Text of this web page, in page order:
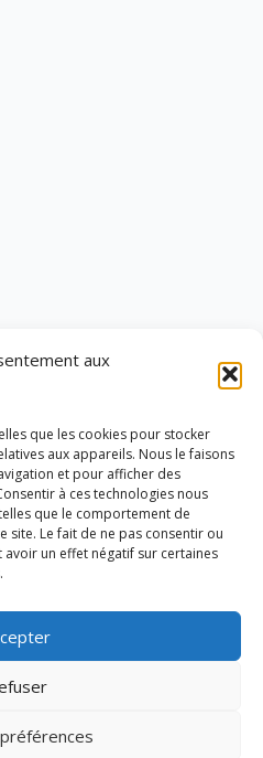
aux
que les cookies pour stocker
aux appareils. Nous le faisons
et pour afficher des
à ces technologies nous
que le comportement de
site. Le fait de ne pas consentir ou
un effet négatif sur certaines
2026 Cravate de Notaire
cookies (UE)